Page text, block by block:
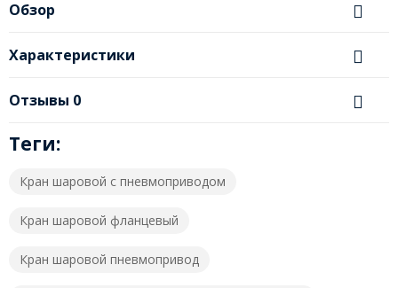
Обзор
Характеристики
Отзывы 0
Теги:
Кран шаровой с пневмоприводом
Кран шаровой фланцевый
Кран шаровой пневмопривод